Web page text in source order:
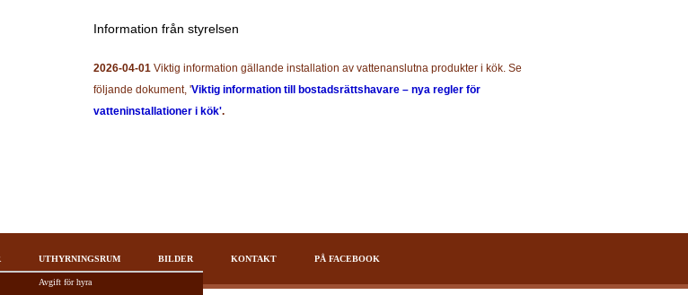
Information från styrelsen
2026-04-01 Viktig information gällande installation av vattenanslutna produkter i kök. Se
följande dokument, 'Viktig information till bostadsrättshavare – nya regler för
vatteninstallationer i kök'.
UTHYRNINGSRUM
Avgift för hyra
BILDER KONTAKT PÅ FACEBOOK